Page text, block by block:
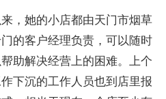
，她的小店都由天门市烟草
的客户经理负责，可以随时
助解决经营上的困难。上个
下沉的工作人员也到店里报